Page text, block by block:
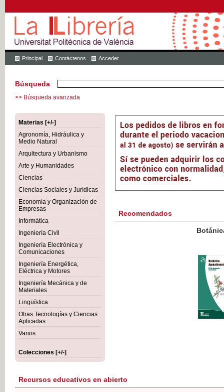
Principal Contáctenos Acceder
Búsqueda
>> Búsqueda avanzada
Materias [+/-]
Agronomía, Hidráulica y
Medio Natural
Arquitectura y Urbanismo
Arte y Humanidades
Ciencias
Ciencias Sociales y Jurídicas
Economía y Organización de
Empresas
Informática
Ingeniería Civil
Ingeniería Electrónica y
Comunicaciones
Ingeniería Energética,
Eléctrica y Motores
Ingeniería Mecánica y de
Materiales
Lingüística
Otras Tecnologías y Ciencias
Aplicadas
Varios
Colecciones [+/-]
Recomendados
Botánica Agroalimentaria
IVA
Recursos educativos en abierto